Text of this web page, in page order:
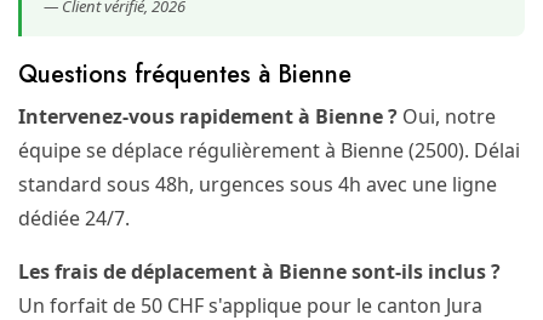
— Client vérifié, 2026
Questions fréquentes à Bienne
Intervenez-vous rapidement à Bienne ? Oui, notre
équipe se déplace régulièrement à Bienne (2500). Délai
standard sous 48h, urgences sous 4h avec une ligne
dédiée 24/7.
Les frais de déplacement à Bienne sont-ils inclus ?
Un forfait de 50 CHF s'applique pour le canton Jura